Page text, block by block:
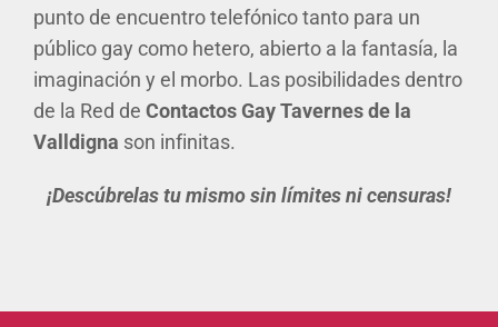
punto de encuentro telefónico tanto para un
público gay como hetero, abierto a la fantasía, la
imaginación y el morbo. Las posibilidades dentro
de la Red de Contactos Gay Tavernes de la
Valldigna son infinitas.
¡Descúbrelas tu mismo sin límites ni censuras!